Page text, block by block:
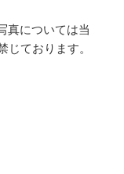
真については当
じております。